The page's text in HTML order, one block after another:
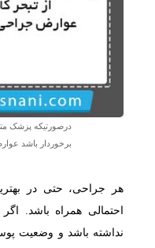
درصورتیکه پزشک
برخوردار باشد
هر جراحی، حتی در
احتمالی همراه باشد.
نداشته باشد و وضعیت